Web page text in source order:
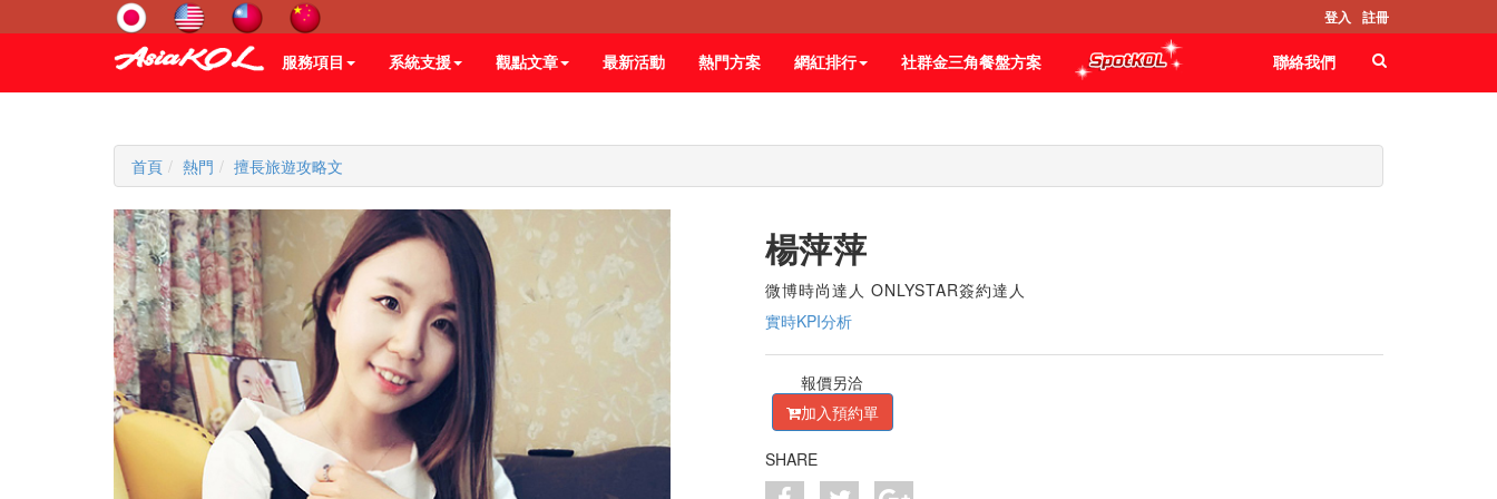
登入 註冊
服務項目 系統支援 觀點文章 最新活動 熱門方案 網紅排行 社群金三角餐盤方案 聯絡我們
首頁 熱門 擅長旅遊攻略文
楊萍萍
微博時尚達人 ONLYSTAR簽約達人
實時KPI分析
報價另洽
加入預約單
SHARE